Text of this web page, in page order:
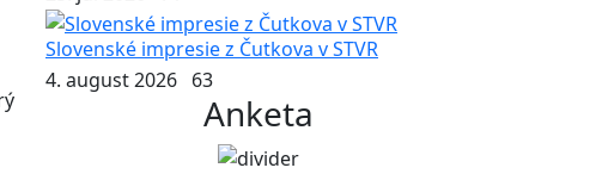
Slovenské impresie z Čutkova v STVR
4. august 2026 63
Anketa